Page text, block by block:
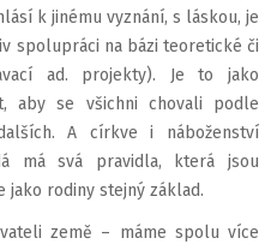
k jinému vyznání, s láskou, je
spolupráci na bázi teoretické či
ad. projekty). Je to jako
aby se všichni chovali podle
A církve i náboženství
má svá pravidla, která jsou
jako rodiny stejný základ.
země – máme spolu více